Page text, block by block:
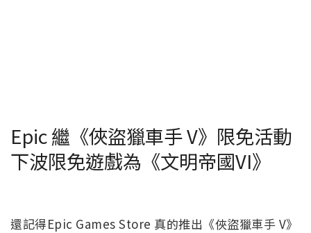
Epic 繼《俠盜獵車手 V》限免活動
下波限免遊戲為《文明帝國VI》
還記得Epic Games Store 真的推出《俠盜獵車手 V》